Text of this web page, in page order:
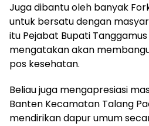
Juga dibantu oleh banyak
untuk bersatu dengan
itu Pejabat Bupati
mengatakan akan
pos kesehatan.
Beliau juga mengapresiasi
Banten Kecamatan Talang
mendirikan dapur umum